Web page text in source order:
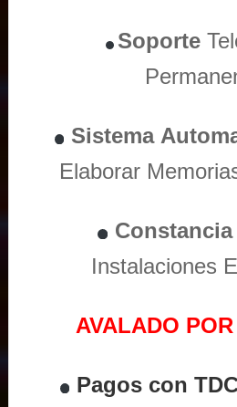
Soporte
Sistema
Elaborar
Constancia
Instalaciones
AVALADO
Pagos con